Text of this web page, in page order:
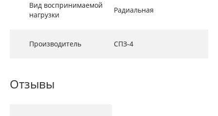
Вид воспринимаемой
нагрузки
Радиальная
Производитель СПЗ-4
Отзывы